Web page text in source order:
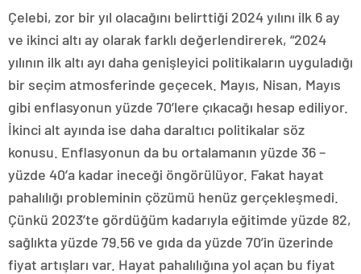
Çelebi, zor bir yıl olacağını belirttiği 2024 yılını ilk 6 ay
ve ikinci altı ay olarak farklı değerlendirerek, “2024
yılının ilk altı ayı daha genişleyici politikaların uyguladığı
bir seçim atmosferinde geçecek. Mayıs, Nisan, Mayıs
gibi enflasyonun yüzde 70’lere çıkacağı hesap ediliyor.
İkinci alt ayında ise daha daraltıcı politikalar söz
konusu. Enflasyonun da bu ortalamanın yüzde 36 –
yüzde 40’a kadar ineceği öngörülüyor. Fakat hayat
pahalılığı probleminin çözümü henüz gerçekleşmedi.
Çünkü 2023’te gördüğüm kadarıyla eğitimde yüzde 82,
sağlıkta yüzde 79.56 ve gıda da yüzde 70’in üzerinde
fiyat artışları var. Hayat pahalılığına yol açan bu fiyat